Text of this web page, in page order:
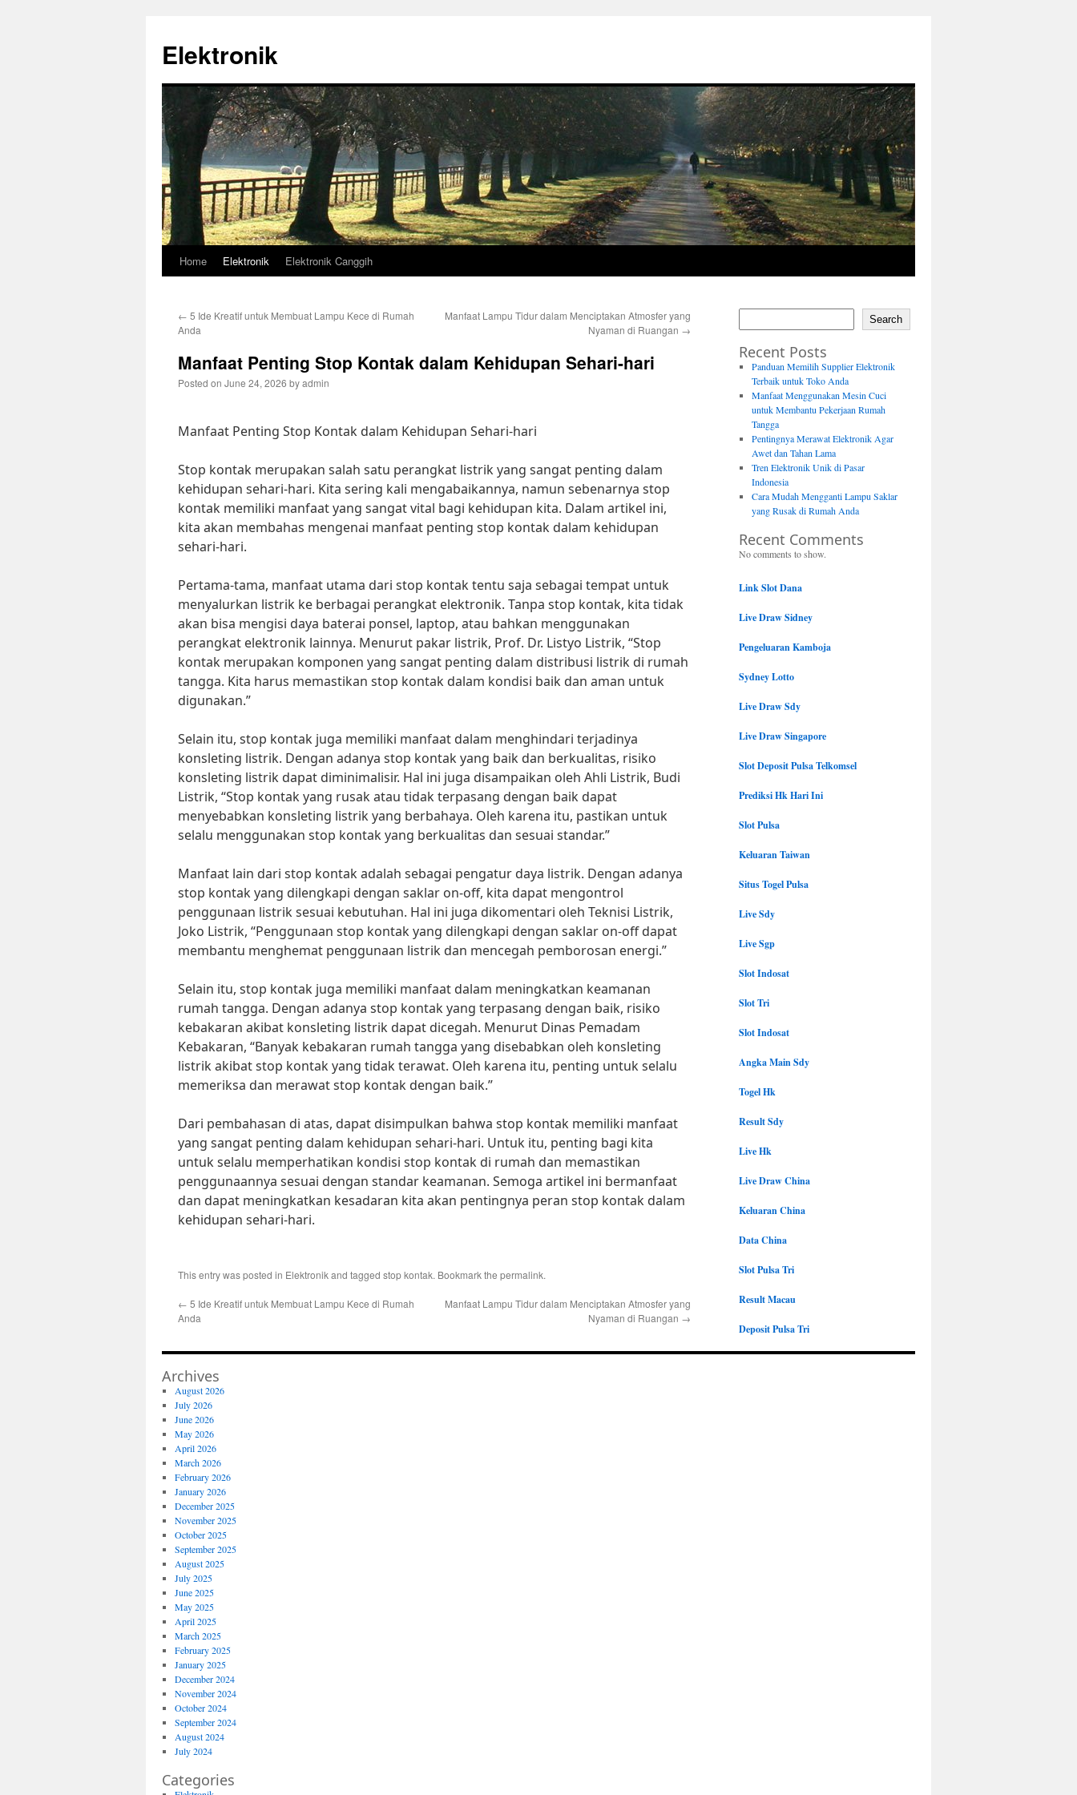
content
Elektronik
Home Elektronik Elektronik Canggih
← 5 Ide Kreatif untuk Membuat Lampu Kece di Rumah
Anda
Manfaat Lampu Tidur dalam Menciptakan Atmosfer yang
Nyaman di Ruangan →
Manfaat Penting Stop Kontak dalam Kehidupan Sehari-hari
Posted on June 24, 2026 byadmin
Manfaat Penting Stop Kontak dalam Kehidupan Sehari-hari
Stop kontak merupakan salah satu perangkat listrik yang sangat penting dalam
kehidupan sehari-hari. Kita sering kali mengabaikannya, namun sebenarnya stop
kontak memiliki manfaat yang sangat vital bagi kehidupan kita. Dalam artikel ini,
kita akan membahas mengenai manfaat penting stop kontak dalam kehidupan
sehari-hari.
Pertama-tama, manfaat utama dari stop kontak tentu saja sebagai tempat untuk
menyalurkan listrik ke berbagai perangkat elektronik. Tanpa stop kontak, kita tidak
akan bisa mengisi daya baterai ponsel, laptop, atau bahkan menggunakan
perangkat elektronik lainnya. Menurut pakar listrik, Prof. Dr. Listyo Listrik, “Stop
kontak merupakan komponen yang sangat penting dalam distribusi listrik di rumah
tangga. Kita harus memastikan stop kontak dalam kondisi baik dan aman untuk
digunakan.”
Selain itu, stop kontak juga memiliki manfaat dalam menghindari terjadinya
konsleting listrik. Dengan adanya stop kontak yang baik dan berkualitas, risiko
konsleting listrik dapat diminimalisir. Hal ini juga disampaikan oleh Ahli Listrik, Budi
Listrik, “Stop kontak yang rusak atau tidak terpasang dengan baik dapat
menyebabkan konsleting listrik yang berbahaya. Oleh karena itu, pastikan untuk
selalu menggunakan stop kontak yang berkualitas dan sesuai standar.”
Manfaat lain dari stop kontak adalah sebagai pengatur daya listrik. Dengan adanya
stop kontak yang dilengkapi dengan saklar on-off, kita dapat mengontrol
penggunaan listrik sesuai kebutuhan. Hal ini juga dikomentari oleh Teknisi Listrik,
Joko Listrik, “Penggunaan stop kontak yang dilengkapi dengan saklar on-off dapat
membantu menghemat penggunaan listrik dan mencegah pemborosan energi.”
Selain itu, stop kontak juga memiliki manfaat dalam meningkatkan keamanan
rumah tangga. Dengan adanya stop kontak yang terpasang dengan baik, risiko
kebakaran akibat konsleting listrik dapat dicegah. Menurut Dinas Pemadam
Kebakaran, “Banyak kebakaran rumah tangga yang disebabkan oleh konsleting
listrik akibat stop kontak yang tidak terawat. Oleh karena itu, penting untuk selalu
memeriksa dan merawat stop kontak dengan baik.”
Dari pembahasan di atas, dapat disimpulkan bahwa stop kontak memiliki manfaat
yang sangat penting dalam kehidupan sehari-hari. Untuk itu, penting bagi kita
untuk selalu memperhatikan kondisi stop kontak di rumah dan memastikan
penggunaannya sesuai dengan standar keamanan. Semoga artikel ini bermanfaat
dan dapat meningkatkan kesadaran kita akan pentingnya peran stop kontak dalam
kehidupan sehari-hari.
This entry was posted in Elektronikand tagged stop kontak. Bookmark the permalink.
← 5 Ide Kreatif untuk Membuat Lampu Kece di Rumah
Anda
Manfaat Lampu Tidur dalam Menciptakan Atmosfer yang
Nyaman di Ruangan →
Search
Recent Posts
Panduan Memilih Supplier Elektronik
Terbaik untuk Toko Anda
Manfaat Menggunakan Mesin Cuci
untuk Membantu Pekerjaan Rumah
Tangga
Pentingnya Merawat Elektronik Agar
Awet dan Tahan Lama
Tren Elektronik Unik di Pasar
Indonesia
Cara Mudah Mengganti Lampu Saklar
yang Rusak di Rumah Anda
Recent Comments
No comments to show.
Link Slot Dana
Live Draw Sidney
Pengeluaran Kamboja
Sydney Lotto
Live Draw Sdy
Live Draw Singapore
Slot Deposit Pulsa Telkomsel
Prediksi Hk Hari Ini
Slot Pulsa
Keluaran Taiwan
Situs Togel Pulsa
Live Sdy
Live Sgp
Slot Indosat
Slot Tri
Slot Indosat
Angka Main Sdy
Togel Hk
Result Sdy
Live Hk
Live Draw China
Keluaran China
Data China
Slot Pulsa Tri
Result Macau
Deposit Pulsa Tri
Archives
August 2026
July 2026
June 2026
May 2026
April 2026
March 2026
February 2026
January 2026
December 2025
November 2025
October 2025
September 2025
August 2025
July 2025
June 2025
May 2025
April 2025
March 2025
February 2025
January 2025
December 2024
November 2024
October 2024
September 2024
August 2024
July 2024
Categories